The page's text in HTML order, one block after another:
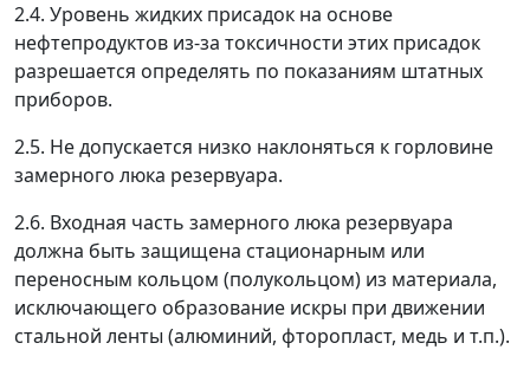
2.4. Уровень жидких присадок на основе
нефтепродуктов из-за токсичности этих присадок
разрешается определять по показаниям штатных
приборов.
2.5. Не допускается низко наклоняться к горловине
замерного люка резервуара.
2.6. Входная часть замерного люка резервуара
должна быть защищена стационарным или
переносным кольцом (полукольцом) из материала,
исключающего образование искры при движении
стальной ленты (алюминий, фторопласт, медь и т.п.).